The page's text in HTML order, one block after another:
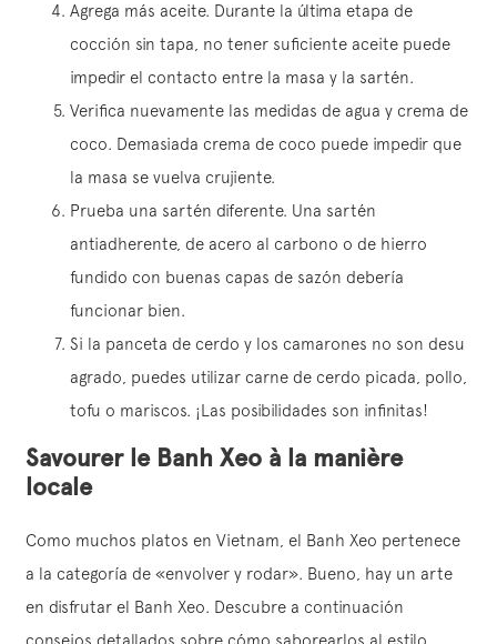
Agrega más aceite. Durante la última etapa de
cocción sin tapa, no tener suficiente aceite puede
impedir el contacto entre la masa y la sartén.
Verifica nuevamente las medidas de agua y crema de
coco. Demasiada crema de coco puede impedir que
la masa se vuelva crujiente.
Prueba una sartén diferente. Una sartén
antiadherente, de acero al carbono o de hierro
fundido con buenas capas de sazón debería
funcionar bien.
Si la panceta de cerdo y los camarones no son desu
agrado, puedes utilizar carne de cerdo picada, pollo,
tofu o mariscos. ¡Las posibilidades son infinitas!
Savourer le Banh Xeo à la manière
locale
Como muchos platos en Vietnam, el Banh Xeo pertenece
a la categoría de «envolver y rodar». Bueno, hay un arte
en disfrutar el Banh Xeo. Descubre a continuación
consejos detallados sobre cómo saborearlos al estilo